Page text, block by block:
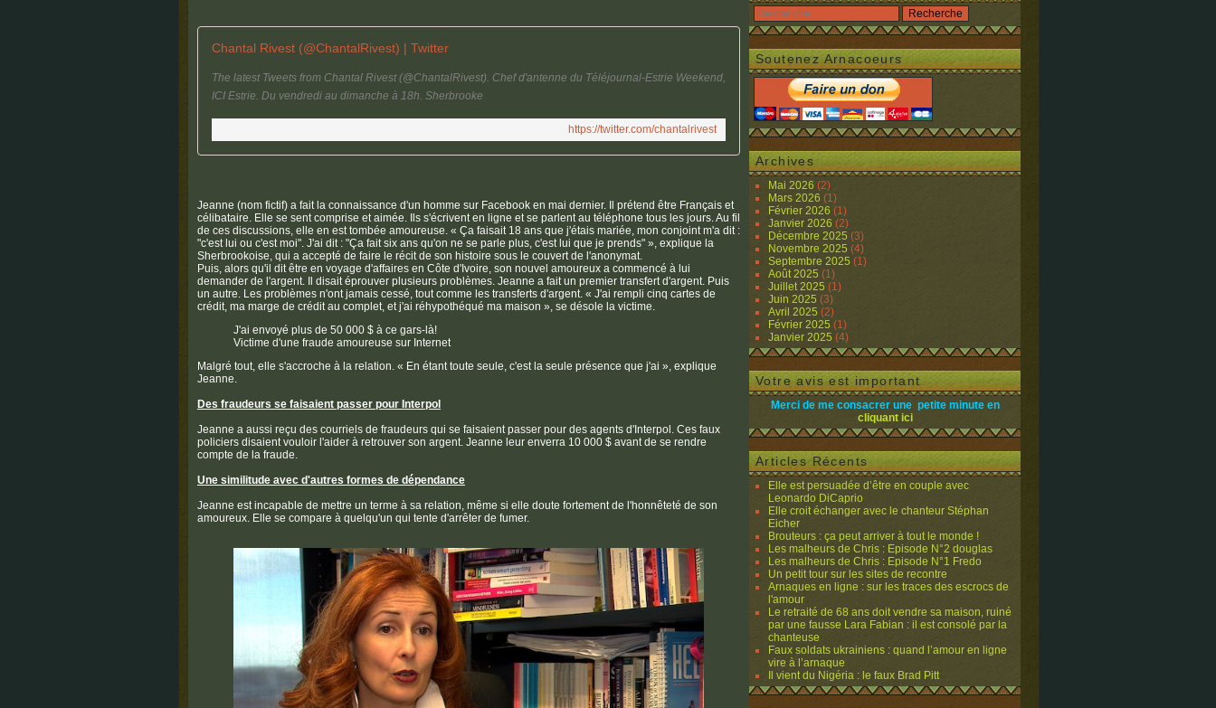
Chantal Rivest (@ChantalRivest) | Twitter
The latest Tweets from Chantal Rivest (@ChantalRivest). Chef d'antenne du Téléjournal-Estrie Weekend,
ICI Estrie. Du vendredi au dimanche à 18h. Sherbrooke
https://twitter.com/chantalrivest
Jeanne (nom fictif) a fait la connaissance d'un homme sur Facebook en mai dernier. Il prétend être Français et
célibataire. Elle se sent comprise et aimée. Ils s'écrivent en ligne et se parlent au téléphone tous les jours. Au fil
de ces discussions, elle en est tombée amoureuse. « Ça faisait 18 ans que j'étais mariée, mon conjoint m'a dit :
"c'est lui ou c'est moi". J'ai dit : "Ça fait six ans qu'on ne se parle plus, c'est lui que je prends" », explique la
Sherbrookoise, qui a accepté de faire le récit de son histoire sous le couvert de l'anonymat.
Puis, alors qu'il dit être en voyage d'affaires en Côte d'Ivoire, son nouvel amoureux a commencé à lui
demander de l'argent. Il disait éprouver plusieurs problèmes. Jeanne a fait un premier transfert d'argent. Puis
un autre. Les problèmes n'ont jamais cessé, tout comme les transferts d'argent. « J'ai rempli cinq cartes de
crédit, ma marge de crédit au complet, et j'ai réhypothéqué ma maison », se désole la victime.
J'ai envoyé plus de 50 000 $ à ce gars-là!
Victime d'une fraude amoureuse sur Internet
Malgré tout, elle s'accroche à la relation. « En étant toute seule, c'est la seule présence que j'ai », explique
Jeanne.
Des fraudeurs se faisaient passer pour Interpol
Jeanne a aussi reçu des courriels de fraudeurs qui se faisaient passer pour des agents d'Interpol. Ces faux
policiers disaient vouloir l'aider à retrouver son argent. Jeanne leur enverra 10 000 $ avant de se rendre
compte de la fraude.
Une similitude avec d'autres formes de dépendance
Jeanne est incapable de mettre un terme à sa relation, même si elle doute fortement de l'honnêteté de son
amoureux. Elle se compare à quelqu'un qui tente d'arrêter de fumer.
Soutenez Arnacoeurs
Archives
Mai 2026 (2)
Mars 2026 (1)
Février 2026 (1)
Janvier 2026 (2)
Décembre 2025 (3)
Novembre 2025 (4)
Septembre 2025 (1)
Août 2025 (1)
Juillet 2025 (1)
Juin 2025 (3)
Avril 2025 (2)
Février 2025 (1)
Janvier 2025 (4)
Votre avis est important
Merci de me consacrer une petite minute en
cliquant ici
Articles Récents
Elle est persuadée d’être en couple avec
Leonardo DiCaprio
Elle croit échanger avec le chanteur Stéphan
Eicher
Brouteurs : ça peut arriver à tout le monde !
Les malheurs de Chris : Episode N°2 douglas
Les malheurs de Chris : Episode N°1 Fredo
Un petit tour sur les sites de recontre
Arnaques en ligne : sur les traces des escrocs de
l'amour
Le retraité de 68 ans doit vendre sa maison, ruiné
par une fausse Lara Fabian : il est consolé par la
chanteuse
Faux soldats ukrainiens : quand l’amour en ligne
vire à l’arnaque
Il vient du Nigéria : le faux Brad Pitt